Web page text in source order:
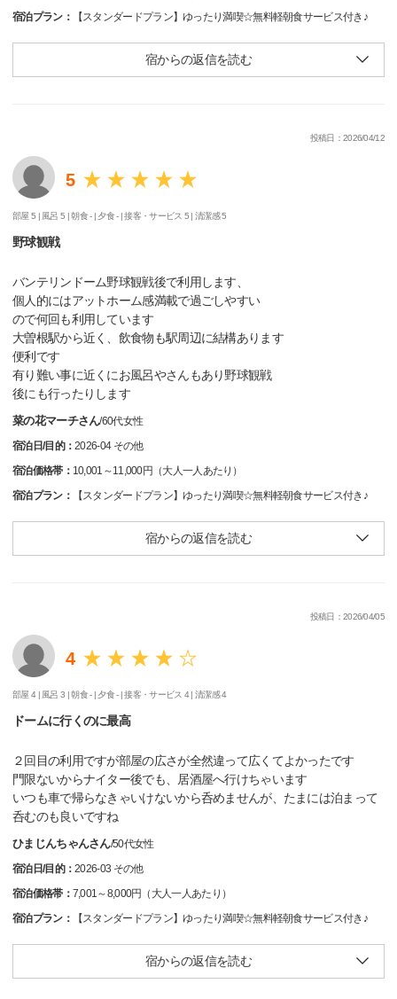
宿泊プラン：
【スタンダードプラン】ゆったり満喫☆無料軽朝食サービス付き♪
宿からの返信を読む
投稿日：2026/04/12
5
部屋 5 | 風呂 5 |朝食 - | 夕食 - |接客・サービス 5 |清潔感 5
野球観戦
バンテリンドーム野球観戦後で利用します、
個人的にはアットホーム感満載で過ごしやすい
ので何回も利用しています
大曽根駅から近く、飲食物も駅周辺に結構あります
便利です
有り難い事に近くにお風呂やさんもあり野球観戦
後にも行ったりします
菜の花マーチさん/60代女性
宿泊日/目的：2026-04 その他
宿泊価格帯： 10,001～11,000円（大人一人あたり）
宿泊プラン：
【スタンダードプラン】ゆったり満喫☆無料軽朝食サービス付き♪
宿からの返信を読む
投稿日：2026/04/05
4
部屋 4 | 風呂 3 |朝食 - | 夕食 - |接客・サービス 4 |清潔感 4
ドームに行くのに最高
２回目の利用ですが部屋の広さが全然違って広くてよかったです
門限ないからナイター後でも、居酒屋へ行けちゃいます
いつも車で帰らなきゃいけないから呑めませんが、たまには泊まって
呑むのも良いですね
ひまじんちゃんさん/50代女性
宿泊日/目的：2026-03 その他
宿泊価格帯： 7,001～8,000円（大人一人あたり）
宿泊プラン：
【スタンダードプラン】ゆったり満喫☆無料軽朝食サービス付き♪
宿からの返信を読む